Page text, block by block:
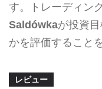
す。トレーディン
Saldówkaが投資
かを評価すること
レビュー